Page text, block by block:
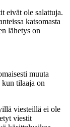
eivät ole salattuja.
katsomasta
lähetys on
muuta
tilaaja on
viesteillä ei ole
viestit